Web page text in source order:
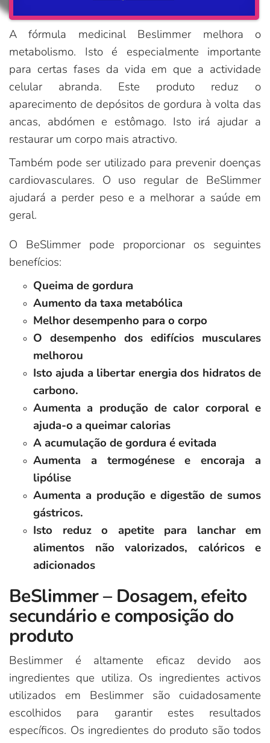
A fórmula medicinal Beslimmer melhora o
metabolismo. Isto é especialmente importante
para certas fases da vida em que a actividade
celular abranda. Este produto reduz o
aparecimento de depósitos de gordura à volta das
ancas, abdómen e estômago. Isto irá ajudar a
restaurar um corpo mais atractivo.
Também pode ser utilizado para prevenir doenças
cardiovasculares. O uso regular de BeSlimmer
ajudará a perder peso e a melhorar a saúde em
geral.
O BeSlimmer pode proporcionar os seguintes
benefícios:
Queima de gordura
Aumento da taxa metabólica
Melhor desempenho para o corpo
O desempenho dos edifícios musculares
melhorou
Isto ajuda a libertar energia dos hidratos de
carbono.
Aumenta a produção de calor corporal e
ajuda-o a queimar calorias
A acumulação de gordura é evitada
Aumenta a termogénese e encoraja a
lipólise
Aumenta a produção e digestão de sumos
gástricos.
Isto reduz o apetite para lanchar em
alimentos não valorizados, calóricos e
adicionados
BeSlimmer – Dosagem, efeito
secundário e composição do
produto
Beslimmer é altamente eficaz devido aos
ingredientes que utiliza. Os ingredientes activos
utilizados em Beslimmer são cuidadosamente
escolhidos para garantir estes resultados
específicos. Os ingredientes do produto são todos